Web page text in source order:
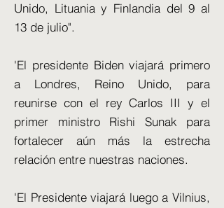
Unido, Lituania y Finlandia del 9 al
13 de julio".
'El presidente Biden viajará primero
a Londres, Reino Unido, para
reunirse con el rey Carlos III y el
primer ministro Rishi Sunak para
fortalecer aún más la estrecha
relación entre nuestras naciones.
'El Presidente viajará luego a Vilnius,